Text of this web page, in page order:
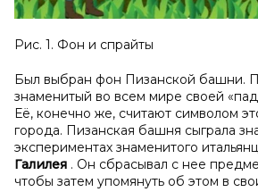
Рис. 1. Фон и спрайты
Был выбран фон Пизанской башни.
знаменитый во всем мире своей
Её, конечно же, считают символом
города. Пизанская башня сыграла
экспериментах знаменитого
Галилея . Он сбрасывал с нее
чтобы затем упомянуть об этом в